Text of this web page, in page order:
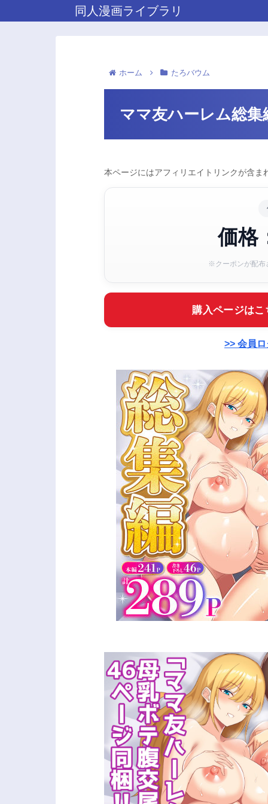
同人漫画ライブラリ
ホーム たろバウム
ママ友ハーレム総
本ページにはアフィリエイトリンクが含
価格
※クーポンが配布
購入ページは
>> 会員